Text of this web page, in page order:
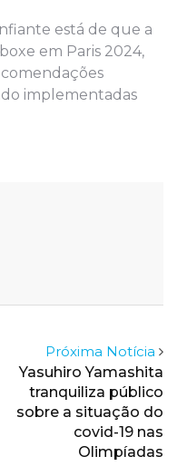
está de que a
em Paris 2024,
implementadas
Próxima Notícia
Yasuhiro Yamashita
tranquiliza público
sobre a situação do
covid-19 nas
Olimpíadas